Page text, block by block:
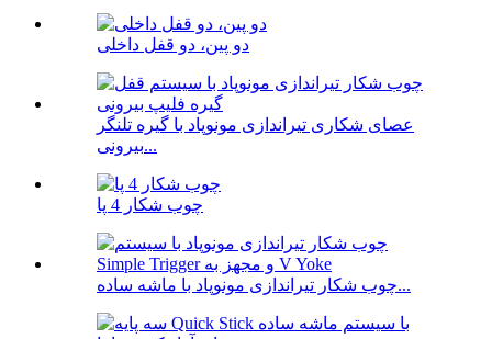
دو پین، دو قفل داخلی
عصای شکاری تیراندازی مونوپاد با گیره تلنگر
بیرونی...
چوب شکار 4 پا
چوب شکار تیراندازی مونوپاد با ماشه ساده...